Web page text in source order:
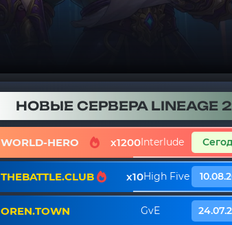
НОВЫЕ СЕРВЕРА LINEAGE 2
WORLD-HERO x1200Interlude
THEBATTLE.CLUB x10High Five
OREN.TOWN GvE